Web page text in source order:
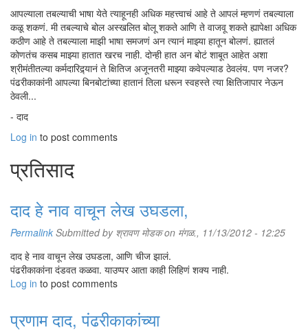
आपल्याला तबल्याची भाषा येते त्याहूनही अधिक महत्त्वाचं आहे ते आपलं म्हणणं तबल्याला
कळू शकणं. मी तबल्याचे बोल अस्खलित बोलू शकते आणि ते वाजवू शकते ह्यापेक्षा अधिक
कठीण आहे ते तबल्याला माझी भाषा समजणं अन त्यानं माझ्या हातून बोलणं. ह्यातलं
कोणतंच कसब माझ्या हातात खरच नाही. दोन्ही हात अन बोटं शाबूत आहेत अशा
श्रीमंतीतल्या कर्मदारिद्र्यानं ते क्षितिज अजूनतरी माझ्या कवेपल्याड ठेवलंय. पण नजर?
पंढरीकाकांनी आपल्या बिनबोटांच्या हातानं तिला धरून स्वहस्ते त्या क्षितिजापार नेऊन
ठेवली...
- दाद
Log in to post comments
प्रतिसाद
दाद हे नाव वाचून लेख उघडला,
Permalink Submitted by श्रावण मोडकon मंगळ., 11/13/2012 - 12:25
दाद हे नाव वाचून लेख उघडला, आणि चीज झालं.
पंढरीकाकांना दंडवत कळवा. याउप्पर आता काही लिहिणं शक्य नाही.
Log in to post comments
प्रणाम दाद, पंढरीकाकांच्या